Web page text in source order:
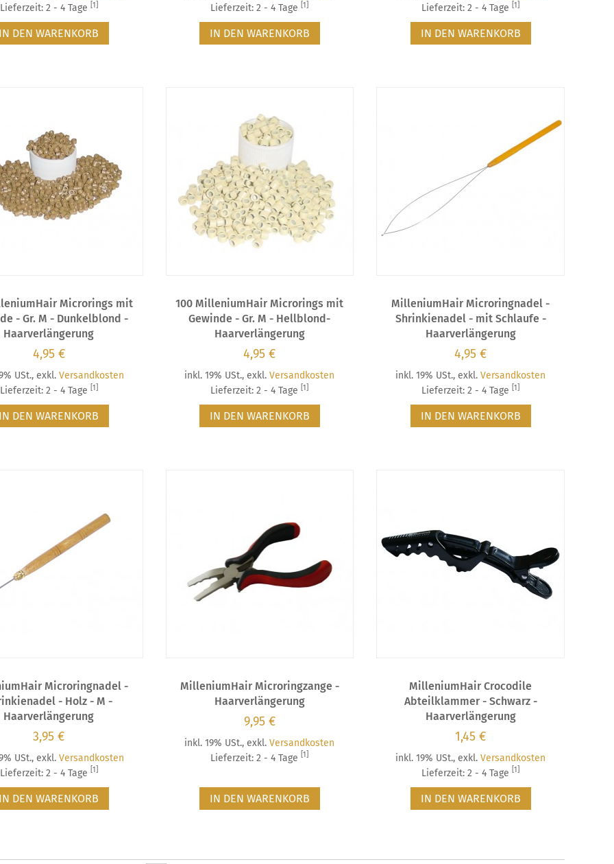
Lieferzeit: 2 - 4 Tage
[1]
IN DEN WARENKORB
Lieferzeit: 2 - 4 Tage[1]
IN DEN WARENKORB
Lieferzeit: 2 - 4 Tage [1]
IN DEN WARENKORB
Microrings mit
- Gr. M - Dunkelblond -
Haarverlängerung
4,95 €
USt., exkl. Versandkosten
Lieferzeit: 2 - 4 Tage
[1]
IN DEN WARENKORB
100 MilleniumHair Microrings mit
Gewinde - Gr. M - Hellblond-
Haarverlängerung
4,95 €
inkl. 19% USt.,exkl.Versandkosten
Lieferzeit: 2 - 4 Tage[1]
IN DEN WARENKORB
MilleniumHair Microringnadel -
Shrinkienadel - mit Schlaufe -
Haarverlängerung
4,95 €
inkl. 19% USt.,exkl.Versandkosten
Lieferzeit: 2 - 4 Tage [1]
IN DEN WARENKORB
Microringnadel -
- Holz - M -
Haarverlängerung
3,95 €
USt., exkl. Versandkosten
Lieferzeit: 2 - 4 Tage
[1]
IN DEN WARENKORB
MilleniumHair Microringzange -
Haarverlängerung
9,95 €
inkl. 19% USt.,exkl.Versandkosten
Lieferzeit: 2 - 4 Tage[1]
IN DEN WARENKORB
MilleniumHair Crocodile
Abteilklammer - Schwarz -
Haarverlängerung
1,45 €
inkl. 19% USt.,exkl.Versandkosten
Lieferzeit: 2 - 4 Tage [1]
IN DEN WARENKORB